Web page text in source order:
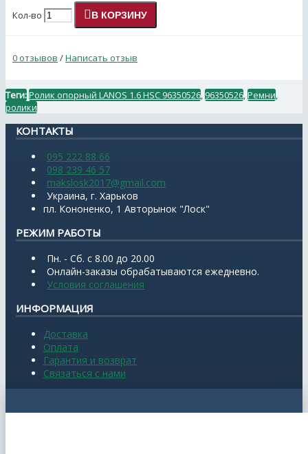
Кол-во В КОРЗИНУ
0 отзывов /Написать отзыв
Теги:Ролик опорный LANOS 1.6 HSC 96350526 96350526 Ремни
ролики
КОНТАКТЫ
095 222 88 66
098 239 46 57
makslosk2017@gmail.com
Украина, г. Харьков
пл. Кононенко, 1 Авторынок "Лоск"
РЕЖИМ РАБОТЫ
Пн. - Сб. с 8.00 до 20.00
Онлайн-заказы обрабатываются ежедневно.
Условия соглашения
ИНФОРМАЦИЯ
Доставка
Оплата
Гарантия и возврат
Связаться с нами